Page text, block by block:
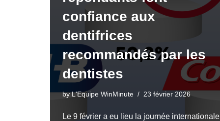
confiance aux
dentifrices
recommandés par les
dentistes
byL'Equipe WinMinute 23 février 2026
Le 9 février a eu lieu la journée internationale